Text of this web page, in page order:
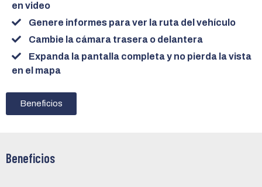
en video
Genere informes para ver la ruta del vehículo
Cambie la cámara trasera o delantera
Expanda la pantalla completa y no pierda la vista
en el mapa
Beneficios
Beneficios